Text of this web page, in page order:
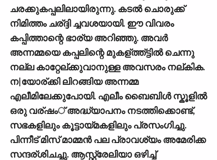
ചരക്കുകപ്പലിലായിരുന്നു. കടല്‍ ചൊരുക്ക്
നിമിത്തം ചര്ദ്ദി ച്ചവശയായി. ഈ വിവരം
കപ്പിത്താന്റെ ഭാര്യ അറിഞ്ഞു. അവര്‍
അന്നമ്മയെ കപ്പലിന്റെ മുകള്ത്ത്ട്ടില്‍ ചെന്നു
നല്ല കാറ്റേല്ക്കുവാനുള്ള അവസരം നല്കിക.
ന|യോര്ക്കി ലിറങ്ങിയ അന്നമ്മ
എലീമിലേക്കുപോയി. എലീം ബൈബിള്‍ സ്കൂളില്‍
ഒരു വര്ഷം് അദ്ധ്യാപനം നടത്തിക്കൊണ്ട്,
സഭകളിലും കൂട്ടായ്മകളിലും പ്രസംഗിച്ചു.
പിന്നീട് മിസ് മാമ്മന്‍ പല പ്രാവശ്യം അമേരിക്ക
സന്ദര്ശിചച്ചു. ആസ്റ്റ്രേലിയാ ഒഴിച്ച്